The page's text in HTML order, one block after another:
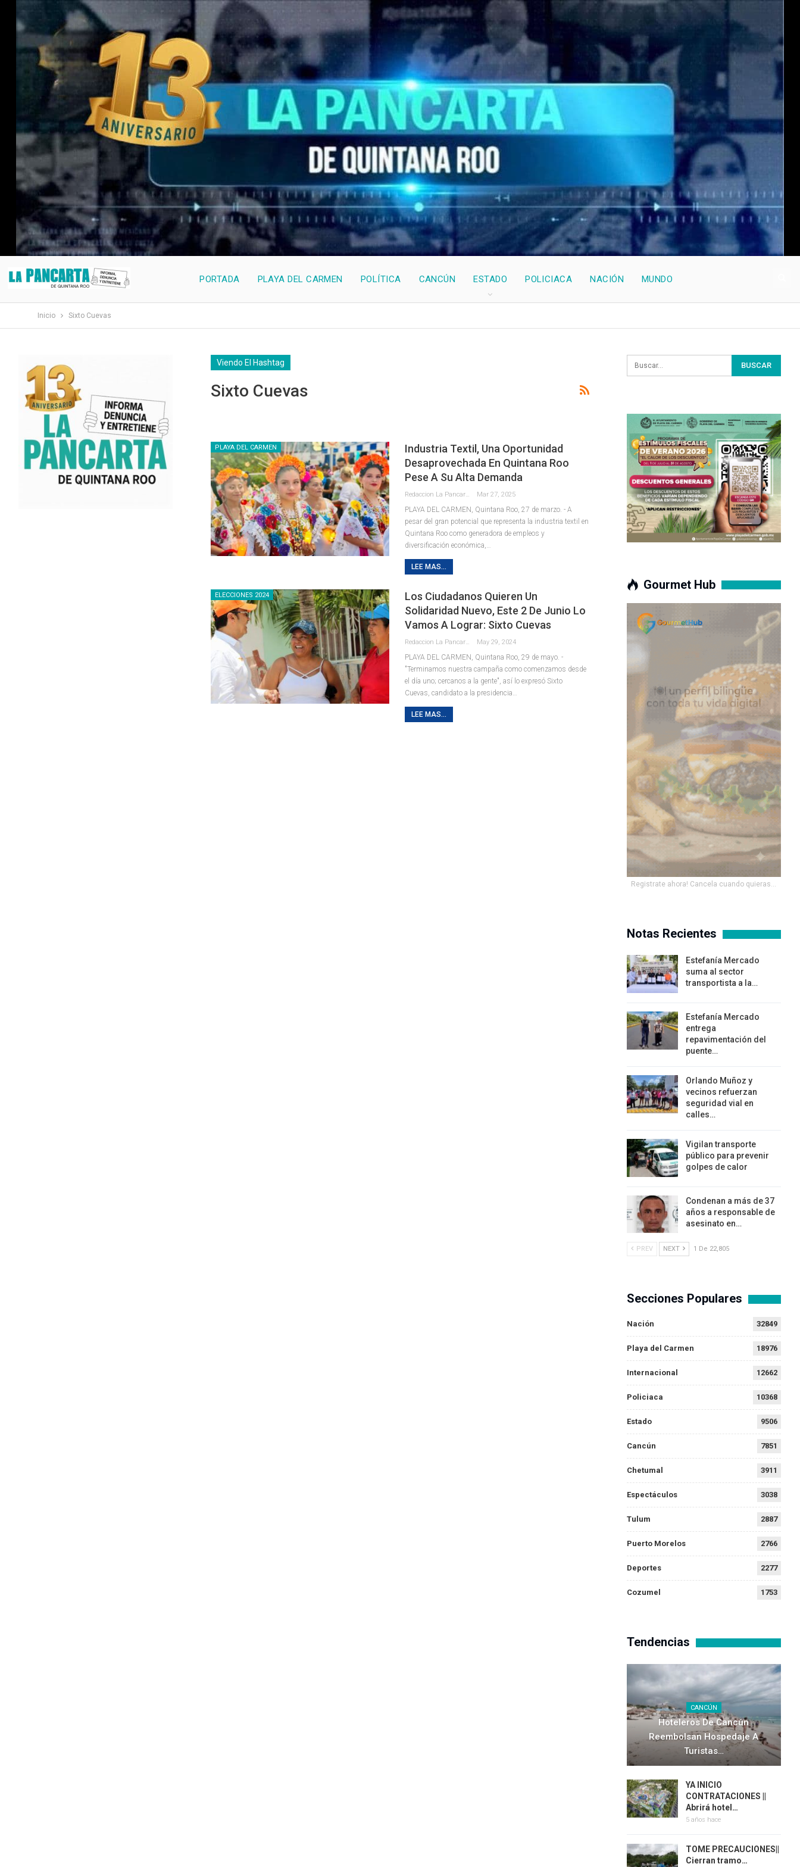
PORTADA PLAYA DEL CARMEN POLÍTICA CANCÚN ESTADO POLICIACA NACIÓN MUNDO
Inicio Sixto Cuevas
Viendo El Hashtag
Sixto Cuevas
PLAYA DEL CARMEN
Industria Textil, Una Oportunidad
Desaprovechada En Quintana Roo
Pese A Su Alta Demanda
Mar 27, 2025
PLAYA DEL CARMEN, Quintana Roo, 27 de marzo. - A
pesar del gran potencial que representa la industria textil en
Quintana Roo como generadora de empleos y
diversificación económica,
LEE MAS...
ELECCIONES 2024
Los Ciudadanos Quieren Un
Solidaridad Nuevo, Este 2 De Junio Lo
Vamos A Lograr: Sixto Cuevas
May 29, 2024
PLAYA DEL CARMEN, Quintana Roo, 29 de mayo. -
"Terminamos nuestra campaña como comenzamos desde
el día uno; cercanos a la gente", así lo expresó Sixto
Cuevas, candidato a la presidencia
LEE MAS...
Gourmet Hub
Registrate ahora! Cancela cuando quieras...
Notas Recientes
Estefanía Mercado
suma al sector
transportista a la…
Estefanía Mercado
entrega
repavimentación del
puente…
Orlando Muñoz y
vecinos refuerzan
seguridad vial en
calles…
Vigilan transporte
público para prevenir
golpes de calor
Condenan a más de 37
años a responsable de
asesinato en…
PREV NEXT 1 De 22,805
Secciones Populares
Nación 32849
Playa del Carmen 18976
Internacional 12662
Policiaca 10368
Estado 9506
Cancún 7851
Chetumal 3911
Espectáculos 3038
Tulum 2887
Puerto Morelos 2766
Deportes 2277
Cozumel 1753
Tendencias
CANCÚN
Hoteleros De Cancún
Reembolsan Hospedaje A
Turistas…
YA INICIO
CONTRATACIONES ||
Abrirá hotel…
5 años hace
TOME PRECAUCIONES||
Cierran tramo…